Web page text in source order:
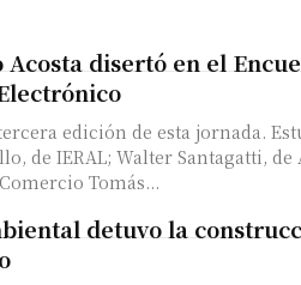
disertó en el
edición de esta jornada.
de IERAL; Walter Santagatti,
Tomás...
detuvo la